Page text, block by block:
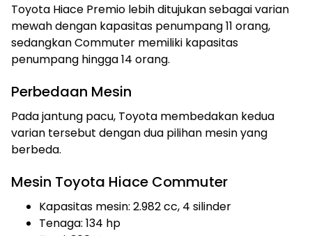
Toyota Hiace Premio lebih ditujukan sebagai varian
mewah dengan kapasitas penumpang 11 orang,
sedangkan Commuter memiliki kapasitas
penumpang hingga 14 orang.
Perbedaan Mesin
Pada jantung pacu, Toyota membedakan kedua
varian tersebut dengan dua pilihan mesin yang
berbeda.
Mesin Toyota Hiace Commuter
Kapasitas mesin: 2.982 cc, 4 silinder
Tenaga: 134 hp